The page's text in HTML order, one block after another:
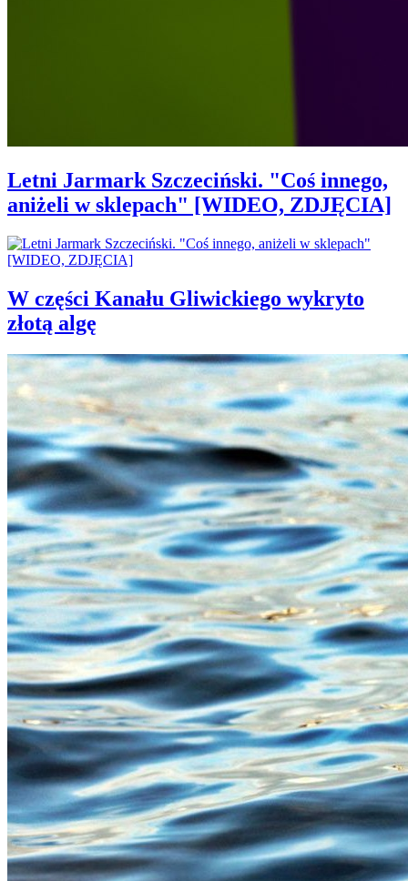
Letni Jarmark Szczeciński. "Coś innego,
aniżeli w sklepach" [WIDEO, ZDJĘCIA]
W części Kanału Gliwickiego wykryto
złotą algę